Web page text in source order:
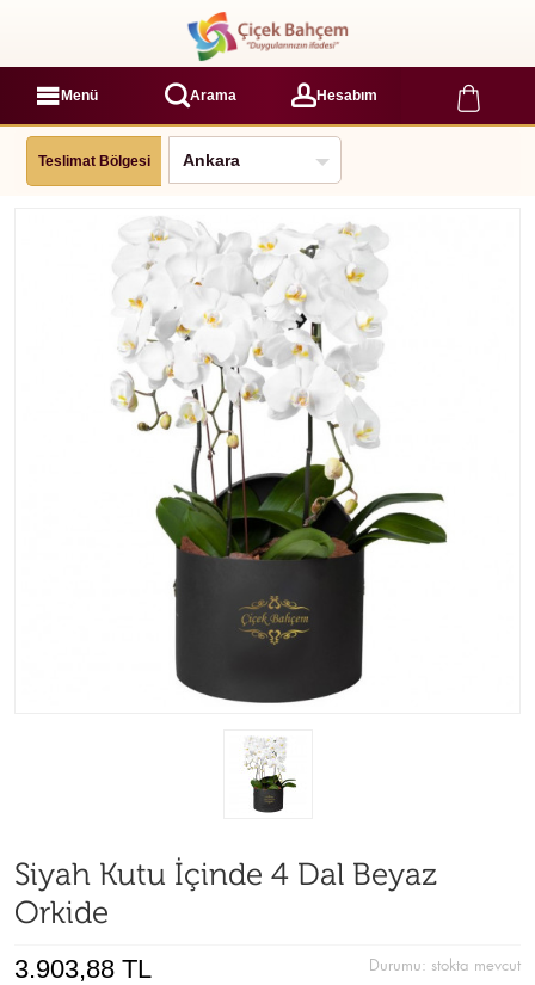
Menü Arama Hesabım
Teslimat Bölgesi
Siyah Kutu İçinde 4 Dal Beyaz
Orkide
Durumu: stokta mevcut
3.903,88 TL